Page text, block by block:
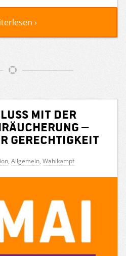
›
mit der
–
Gerechtigkeit
, Allgemein, Wahlkampf